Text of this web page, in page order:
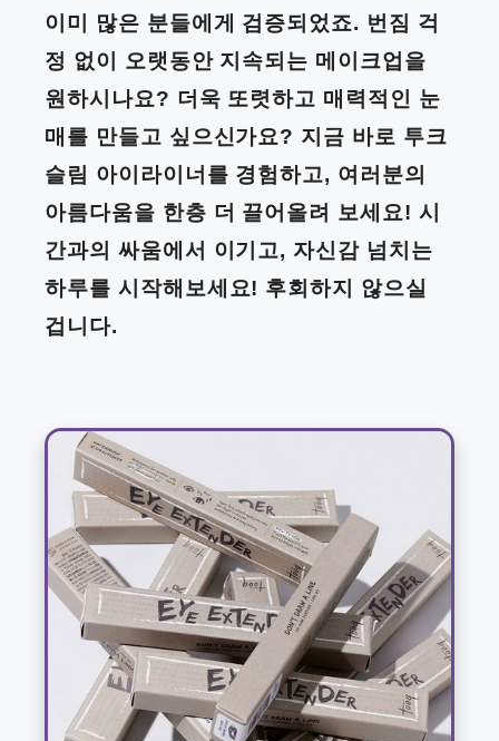
이미 많은 분들에게 검증되었죠. 번짐 걱
정 없이 오랫동안 지속되는 메이크업을
원하시나요? 더욱 또렷하고 매력적인 눈
매를 만들고 싶으신가요? 지금 바로 투크
슬림 아이라이너를 경험하고, 여러분의
아름다움을 한층 더 끌어올려 보세요! 시
간과의 싸움에서 이기고, 자신감 넘치는
하루를 시작해보세요! 후회하지 않으실
겁니다.